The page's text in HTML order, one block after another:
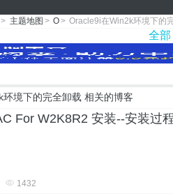
> 主题地图 > O> Oracle9i在Win2k环境下的
全部
境下的完全卸载 相关的博客
For W2K8R2 安装--安装过
1432